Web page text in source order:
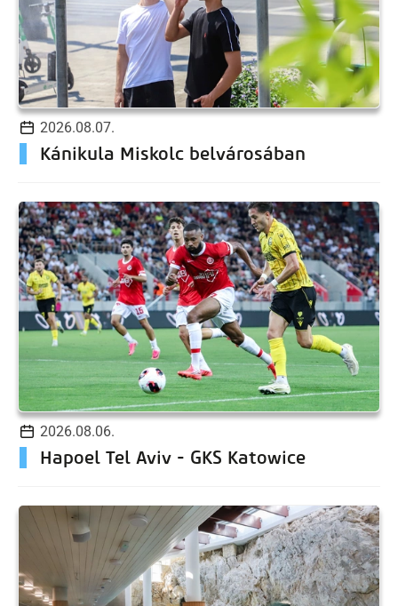
2026.08.07.
Kánikula Miskolc belvárosában
2026.08.06.
Hapoel Tel Aviv - GKS Katowice